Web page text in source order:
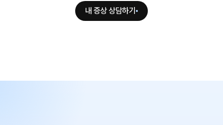
내 증상 상담하기